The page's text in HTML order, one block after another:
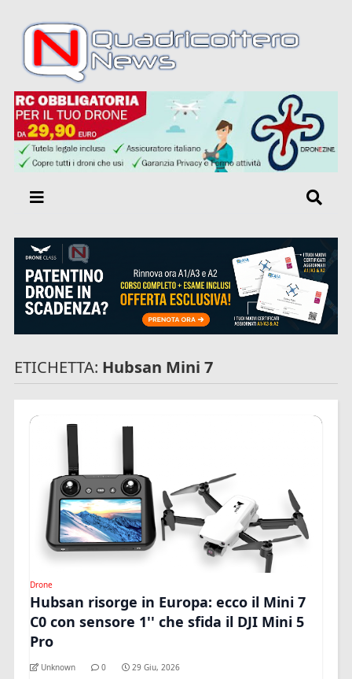
ETICHETTA: Hubsan Mini 7
Drone
Hubsan risorge in Europa: ecco il Mini 7
C0 con sensore 1'' che sfida il DJI Mini 5
Pro
Unknown 0 29 Giu, 2026